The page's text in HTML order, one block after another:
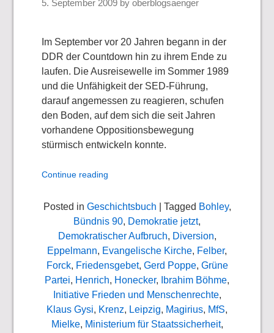
5. September 2009 byoberblogsaenger
Im September vor 20 Jahren begann in der
DDR der Countdown hin zu ihrem Ende zu
laufen. Die Ausreisewelle im Sommer 1989
und die Unfähigkeit der SED-Führung,
darauf angemessen zu reagieren, schufen
den Boden, auf dem sich die seit Jahren
vorhandene Oppositionsbewegung
stürmisch entwickeln konnte.
Continue reading
Posted in Geschichtsbuch | Tagged Bohley,
Bündnis 90, Demokratie jetzt,
Demokratischer Aufbruch, Diversion,
Eppelmann, Evangelische Kirche, Felber,
Forck, Friedensgebet, Gerd Poppe, Grüne
Partei, Henrich, Honecker, Ibrahim Böhme,
Initiative Frieden und Menschenrechte,
Klaus Gysi, Krenz, Leipzig, Magirius, MfS,
Mielke, Ministerium für Staatssicherheit,